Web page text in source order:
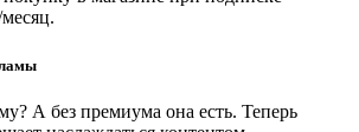
А без премиума она есть. Теперь